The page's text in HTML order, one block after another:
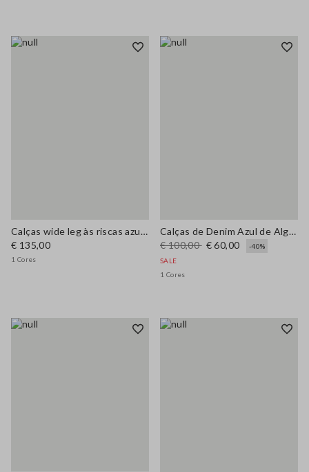
Calças wide leg às riscas azul e branco em mistura de viscose
€ 135,00
1 Cores
Calças de Denim Azul de Algodão Elástico com Corte Reto
€ 100,00 € 60,00
-40%
SALE
1 Cores